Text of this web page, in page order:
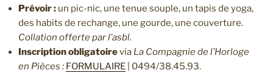
Prévoir : un pic-nic, une tenue souple, un tapis de yoga,
des habits de rechange, une gourde, une couverture.
Collation offerte par l’asbl.
Inscription obligatoirevia La Compagnie de l’Horloge
en Pièces : FORMULAIRE | 0494/38.45.93.